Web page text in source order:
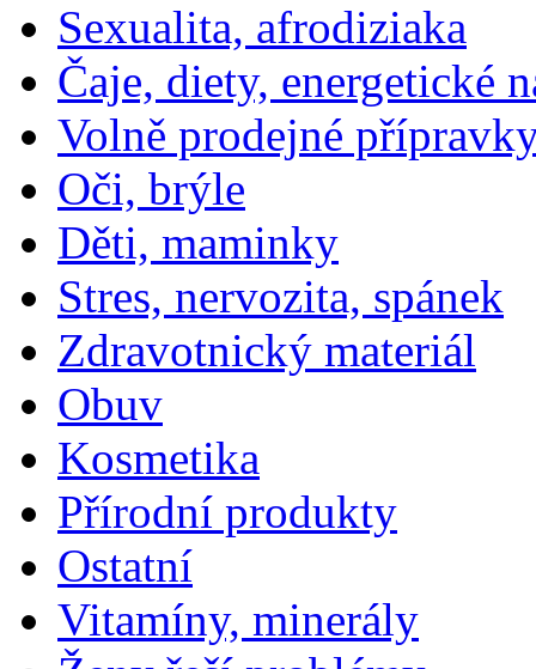
Sexualita, afrodiziaka
Čaje, diety, energetické
Volně prodejné
Oči, brýle
Děti, maminky
Stres, nervozita, spánek
Zdravotnický materiál
Obuv
Kosmetika
Přírodní produkty
Ostatní
Vitamíny, minerály